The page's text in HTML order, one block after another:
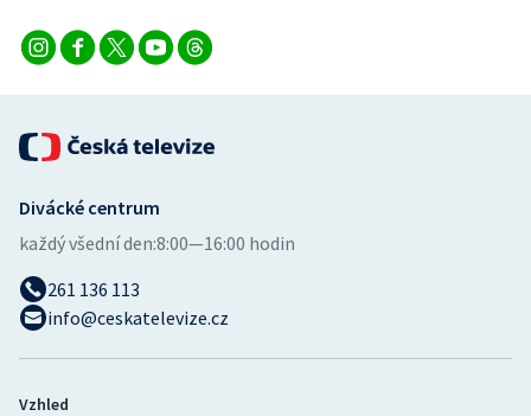
Vodní slalom
Ostatní
Divácké centrum
každý všední den:8:00—16:00 hodin
261 136 113
info@ceskatelevize.cz
Vzhled